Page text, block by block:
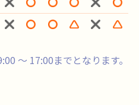
～ 17:00までとなります。